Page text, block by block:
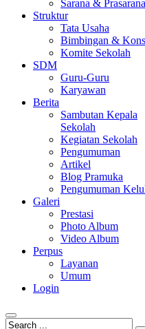
Sarana & Prasarana
Struktur
Tata Usaha
Bimbingan &
Komite Sekolah
SDM
Guru-Guru
Karyawan
Berita
Sambutan Kepala
Sekolah
Kegiatan Sekolah
Pengumuman
Artikel
Blog Pramuka
Pengumuman
Galeri
Prestasi
Photo Album
Video Album
Perpus
Layanan
Umum
Login